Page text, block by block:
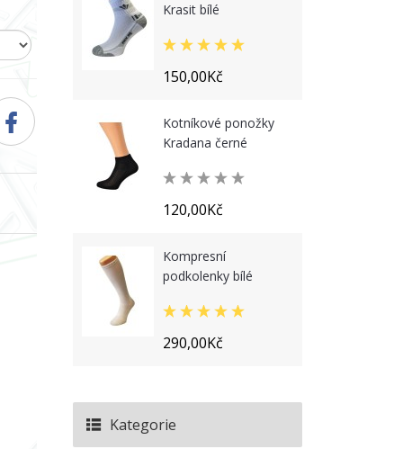
Krasit bílé
150,00Kč
Kotníkové ponožky
Kradana černé
120,00Kč
Kompresní
podkolenky bílé
290,00Kč
Kategorie